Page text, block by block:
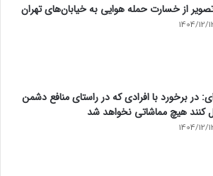
1404/12/
در برخورد با افرادی که در راستای منافع دشمن
کنند هیچ مماشاتی نخواهد شد
1404/12/